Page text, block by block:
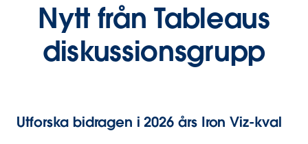
Nytt från Tableaus
diskussionsgrupp
Utforska bidragen i 2026 års Iron Viz-kval